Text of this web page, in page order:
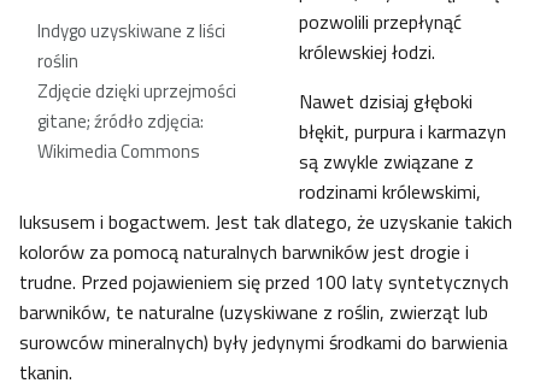
Indygo uzyskiwane z liści
roślin
Zdjęcie dzięki uprzejmości
gitane; źródło zdjęcia:
Wikimedia Commons
pozwolili przepłynąć
królewskiej łodzi.
Nawet dzisiaj głęboki
błękit, purpura i karmazyn
są zwykle związane z
rodzinami królewskimi,
luksusem i bogactwem. Jest tak dlatego, że uzyskanie takich
kolorów za pomocą naturalnych barwników jest drogie i
trudne. Przed pojawieniem się przed 100 laty syntetycznych
barwników, te naturalne (uzyskiwane z roślin, zwierząt lub
surowców mineralnych) były jedynymi środkami do barwienia
tkanin.